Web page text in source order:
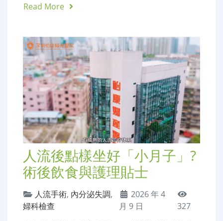
Read More
人流後點樣坐好「小月子」?
術後飲食與護理貼士
人流手術, 內分泌失調,
婦科檢查
2026 年 4
月 9 日
327